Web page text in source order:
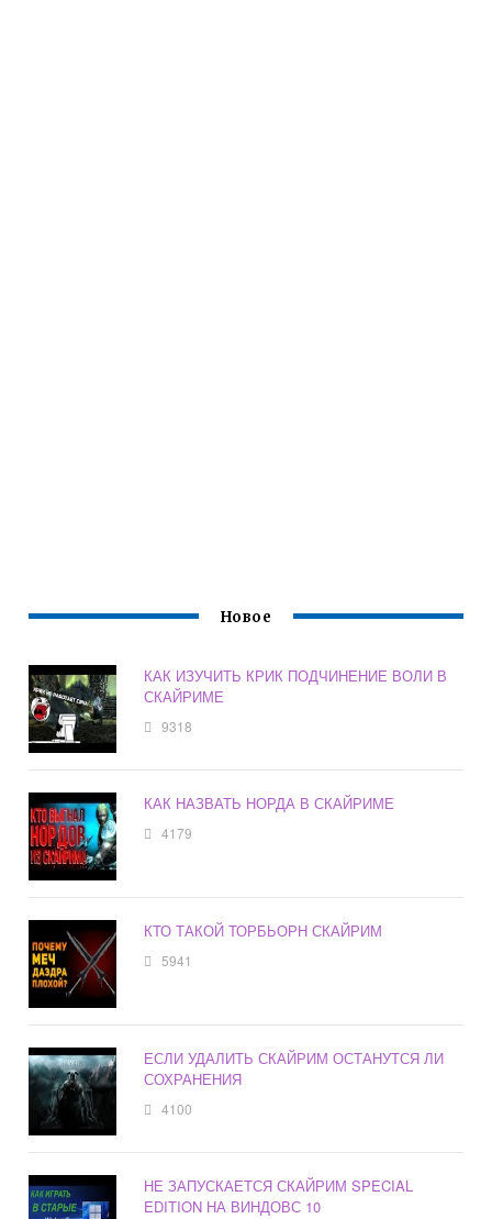
Новое
КАК ИЗУЧИТЬ КРИК ПОДЧИНЕНИЕ ВОЛИ В
СКАЙРИМЕ
9318
КАК НАЗВАТЬ НОРДА В СКАЙРИМЕ
4179
КТО ТАКОЙ ТОРБЬОРН СКАЙРИМ
5941
ЕСЛИ УДАЛИТЬ СКАЙРИМ ОСТАНУТСЯ ЛИ
СОХРАНЕНИЯ
4100
НЕ ЗАПУСКАЕТСЯ СКАЙРИМ SPECIAL
EDITION НА ВИНДОВС 10